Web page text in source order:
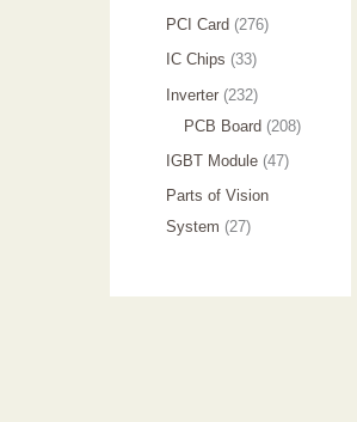
品
PCI Card 2762
个
IC Chips 333
3
个
产
Inverter 2322
3
2
PCB Board 2082
IGBT Module 474
Parts of Vision
System 272